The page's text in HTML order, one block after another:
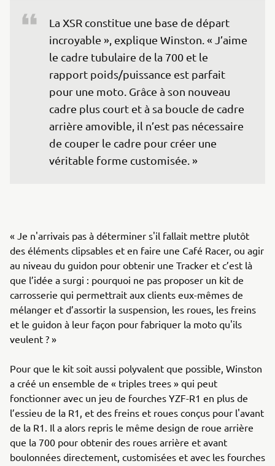
La XSR constitue une base de départ
incroyable », explique Winston. « J’aime
le cadre tubulaire de la 700 et le
rapport poids/puissance est parfait
pour une moto. Grâce à son nouveau
cadre plus court et à sa boucle de cadre
arrière amovible, il n’est pas nécessaire
de couper le cadre pour créer une
véritable forme customisée. »
« Je n'arrivais pas à déterminer s'il fallait mettre plutôt
des éléments clipsables et en faire une Café Racer, ou agir
au niveau du guidon pour obtenir une Tracker et c’est là
que l’idée a surgi : pourquoi ne pas proposer un kit de
carrosserie qui permettrait aux clients eux-mêmes de
mélanger et d’assortir la suspension, les roues, les freins
et le guidon à leur façon pour fabriquer la moto qu'ils
veulent ? »
Pour que le kit soit aussi polyvalent que possible, Winston
a créé un ensemble de « triples trees » qui peut
fonctionner avec un jeu de fourches YZF-R1 en plus de
l’essieu de la R1, et des freins et roues conçus pour l'avant
de la R1. Il a alors repris le même design de roue arrière
que la 700 pour obtenir des roues arrière et avant
boulonnées directement, customisées et avec les fourches